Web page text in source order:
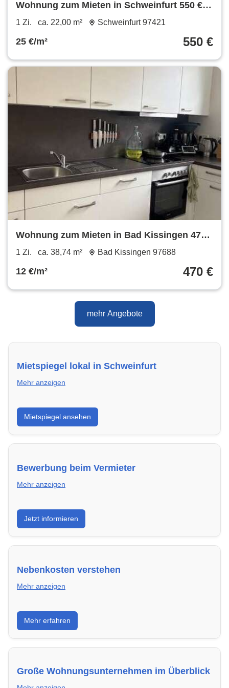
Wohnung zum Mieten in Schweinfurt 550 €
22 m²
1 Zi. ca. 22,00 m² Schweinfurt 97421
25 €/m² 550 €
Wohnung zum Mieten in Bad Kissingen 470
€ 38.74 m²
1 Zi. ca. 38,74 m² Bad Kissingen 97688
12 €/m² 470 €
mehr Angebote
Mietspiegel lokal in Schweinfurt
Mehr anzeigen
Erhalte einen Überblick über die aktuellen Mietpreise
regional in Schweinfurt. So weißt du genau, welche
Miete fair ist und wo sich ein Vergleich lohnt.
Mietspiegel ansehen
Bewerbung beim Vermieter
Mehr anzeigen
Wie du in Schweinfurt mit einer überzeugenden
Bewerbung die besten Chancen auf deine
Traumwohnung hast – inklusive Mustervorlagen.
Jetzt informieren
Nebenkosten verstehen
Mehr anzeigen
Erfahre, welche Nebenkosten rechtmäßig sind und
wie du deine monatliche Belastung optimieren
kannst.
Mehr erfahren
Große Wohnungsunternehmen im Überblick